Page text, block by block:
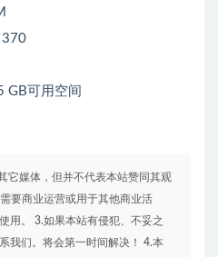
370
GB可用空间
它媒体，但并不代表本站赞同其观
要商业运营或用于其他商业活
用。 3.如果本站有侵犯、不妥之
我们。将会第一时间解决！ 4.本